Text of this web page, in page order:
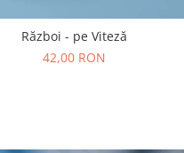
Război - pe Viteză
42,00 RON